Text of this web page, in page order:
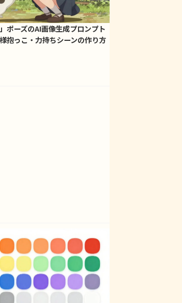
ポーズのAI画像生成プロンプト
抱っこ・力持ちシーンの作り方